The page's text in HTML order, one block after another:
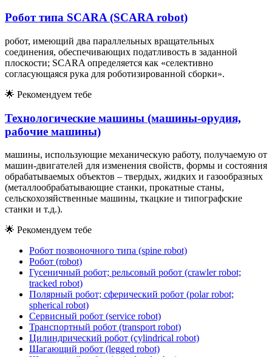
Робот типа SCARA (SCARA robot)
робот, имеющий два параллельных вращательных
соединения, обеспечивающих податливость в заданной
плоскости; SCARA определяется как «селективно
согласующаяся рука для роботизированной сборки».
🌟 Рекомендуем тебе
Технологические машины (машины-орудия,
рабочие машины)
машины, использующие механическую работу, получаемую от
машин-двигателей для изменения свойств, формы и состояния
обрабатываемых объектов – твердых, жидких и газообразных
(металлообрабатывающие станки, прокатные станы,
сельскохозяйственные машины, ткацкие и типографские
станки и т.д.).
🌟 Рекомендуем тебе
Робот позвоночного типа (spine robot)
Робот (robot)
Гусеничный робот; рельсовый робот (crawler robot;
tracked robot)
Полярный робот; сферический робот (polar robot;
spherical robot)
Сервисный робот (service robot)
Транспортный робот (transport robot)
Цилиндрический робот (cylindrical robot)
Шагающий робот (legged robot)